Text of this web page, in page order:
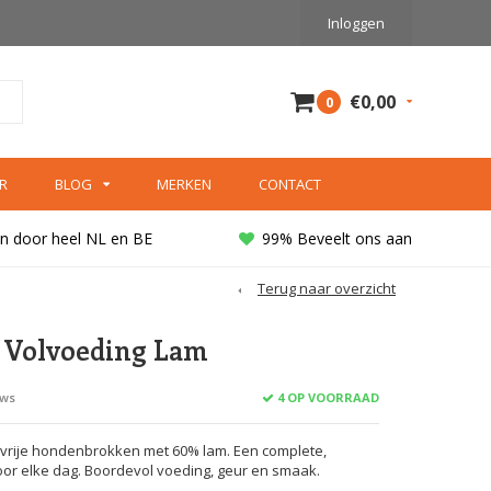
Inloggen
0 €0,00
BLOG MERKEN CONTACT
door heel NL en BE 99% Beveelt ons aan
Terug naar overzicht
Lam
4 OP VOORRAAD
hondenbrokken met 60% lam. Een complete,
elke dag. Boordevol voeding, geur en smaak.